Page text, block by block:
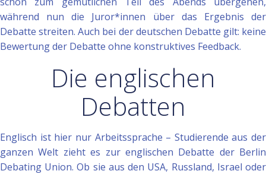
während nun die Juror*innen über das Ergebnis der
Debatte streiten. Auch bei der deutschen Debatte gilt: keine
Bewertung der Debatte ohne konstruktives Feedback.
Die englischen
Debatten
Englisch ist hier nur Arbeitssprache – Studierende aus der
ganzen Welt zieht es zur englischen Debatte der Berlin
Debating Union. Ob sie aus den USA, Russland, Israel oder